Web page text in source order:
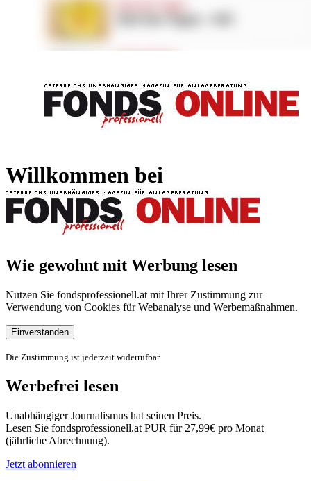
Willkommen bei
Wie gewohnt mit Werbung lesen
Nutzen Sie fondsprofessionell.at mit Ihrer Zustimmung zur
Verwendung von Cookies für Webanalyse und Werbemaßnahmen.
Einverstanden
Die Zustimmung ist jederzeit widerrufbar.
Werbefrei lesen
Unabhängiger Journalismus hat seinen Preis.
Lesen Sie fondsprofessionell.at PUR für 27,99€ pro Monat
(jährliche Abrechnung).
Jetzt abonnieren